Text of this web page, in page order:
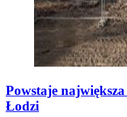
Powstaje
Łodzi